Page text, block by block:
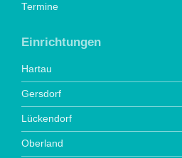
Termine
Einrichtungen
Hartau
Gersdorf
Lückendorf
Oberland